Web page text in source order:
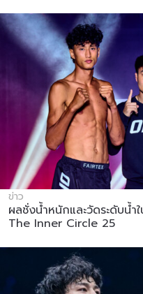
ข่าว
ผลชั่งน้ำหนักและวัดระดับน้
The Inner Circle 25